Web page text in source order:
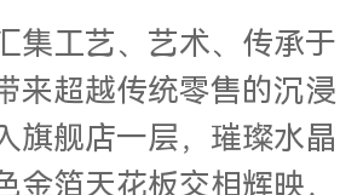
集工艺、艺术、传承于
来超越传统零售的沉浸
旗舰店一层，璀璨水晶